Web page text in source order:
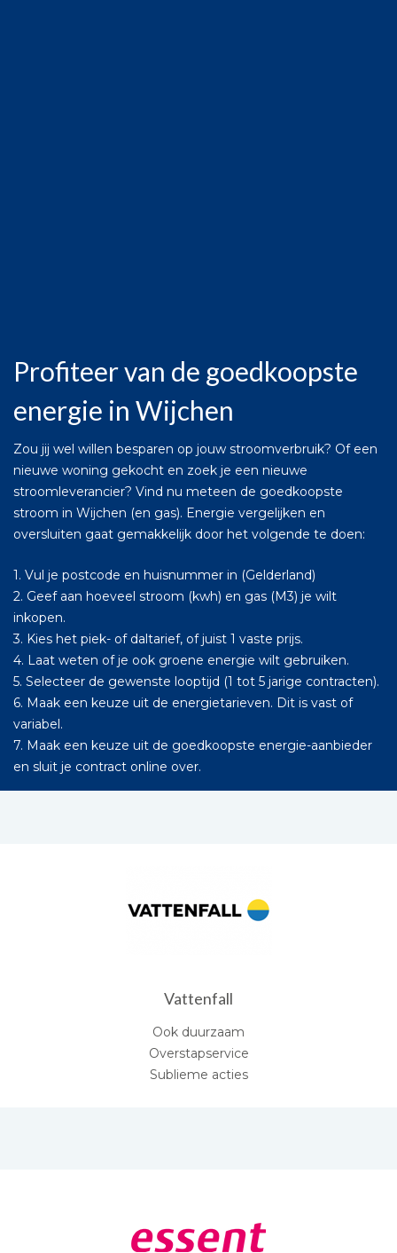
Profiteer van de goedkoopste
energie in Wijchen
Zou jij wel willen besparen op jouw stroomverbruik? Of een
nieuwe woning gekocht en zoek je een nieuwe
stroomleverancier? Vind nu meteen de goedkoopste
stroom in Wijchen (en gas). Energie vergelijken en
oversluiten gaat gemakkelijk door het volgende te doen:
1. Vul je postcode en huisnummer in (Gelderland)
2. Geef aan hoeveel stroom (kwh) en gas (M3) je wilt
inkopen.
3. Kies het piek- of daltarief, of juist 1 vaste prijs.
4. Laat weten of je ook groene energie wilt gebruiken.
5. Selecteer de gewenste looptijd (1 tot 5 jarige contracten).
6. Maak een keuze uit de energietarieven. Dit is vast of
variabel.
7. Maak een keuze uit de goedkoopste energie-aanbieder
en sluit je contract online over.
Vattenfall
Ook duurzaam
Overstapservice
Sublieme acties